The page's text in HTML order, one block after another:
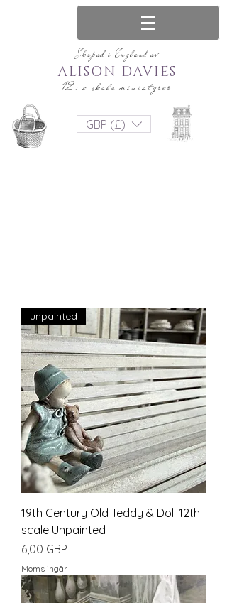
Skapad i England av
12: e skala miniatyrer
ALISON DAVIES
GBP (£)
unpainted
19th Century Old Teddy & Doll 12th
scale Unpainted
Pris
6,00 GBP
Moms ingår